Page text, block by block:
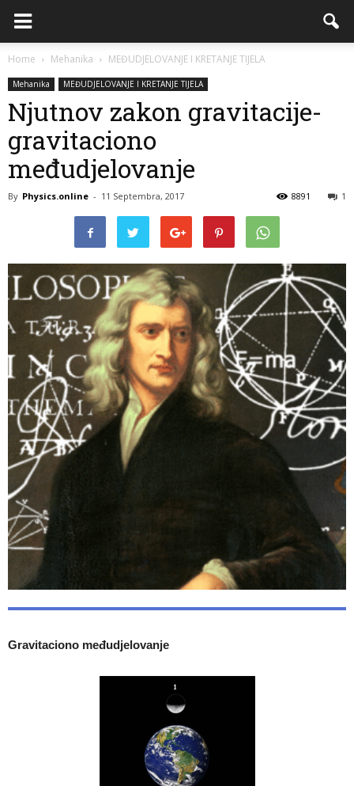
Home Mehanika MEĐUDJELOVANJE I KRETANJE TIJELA
Mehanika MEĐUDJELOVANJE I KRETANJE TIJELA
Njutnov zakon gravitacije-
gravitaciono
međudjelovanje
By Physics.online - 11 Septembra, 2017 1
8891
Gravitaciono međudjelovanje